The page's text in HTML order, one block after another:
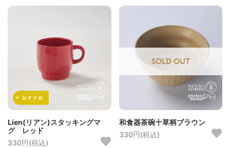
Lien(リアン)スタッキングマ
グ レッド
330円(税込)
SOLD OUT
和食器茶碗十草柄ブラウン
330円(税込)